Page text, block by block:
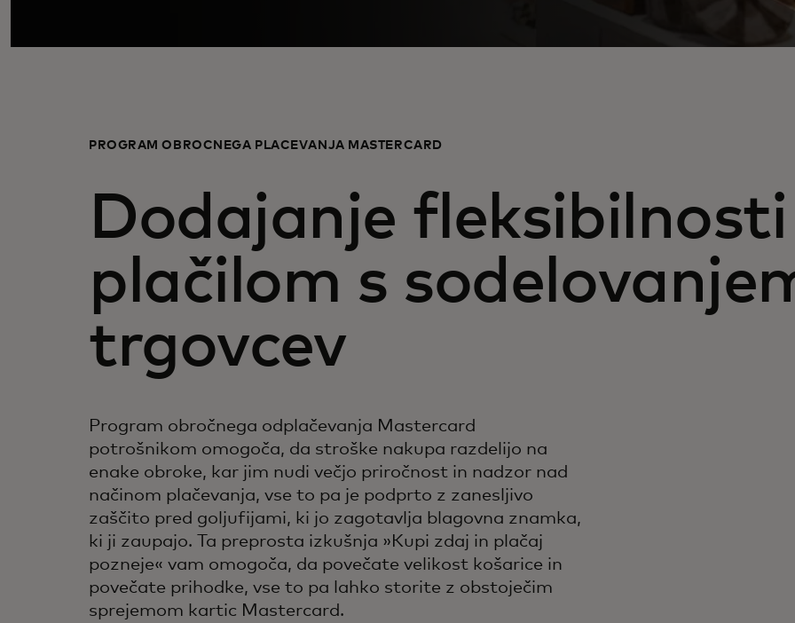
PROGRAM OBROČNEGA PLAČEVANJA MASTERCARD
Dodajanje fleksibilnosti
plačilom s
trgovcev
Program obročnega odplačevanja Mastercard
potrošnikom omogoča, da stroške nakupa razdelijo na
enake obroke, kar jim nudi večjo priročnost in nadzor nad
načinom plačevanja, vse to pa je podprto z zanesljivo
zaščito pred goljufijami, ki jo zagotavlja blagovna znamka,
ki ji zaupajo. Ta preprosta izkušnja »Kupi zdaj in plačaj
pozneje« vam omogoča, da povečate velikost košarice in
povečate prihodke, vse to pa lahko storite z obstoječim
sprejemom kartic Mastercard.